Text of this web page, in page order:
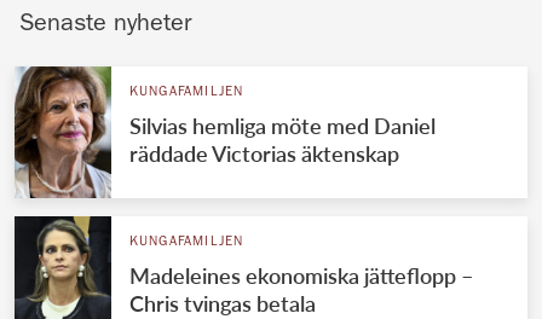
Senaste nyheter
KUNGAFAMILJEN
Silvias hemliga möte med Daniel
räddade Victorias äktenskap
KUNGAFAMILJEN
Madeleines ekonomiska jätteflopp –
Chris tvingas betala